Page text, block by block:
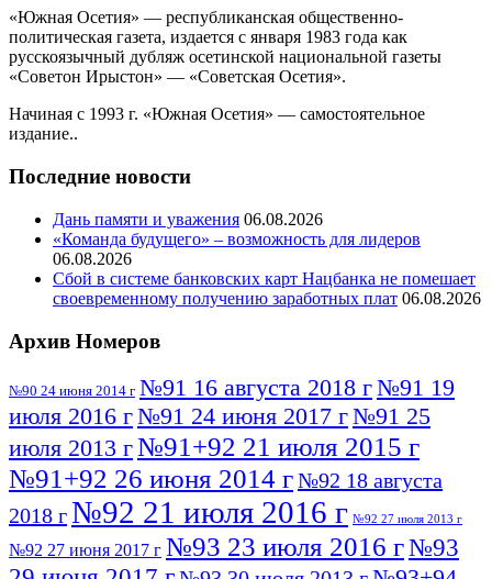
«Южная Осетия» — республиканская общественно-
политическая газета, издается с января 1983 года как
русскоязычный дубляж осетинской национальной газеты
«Советон Ирыстон» — «Советская Осетия».
Начиная с 1993 г. «Южная Осетия» — самостоятельное
издание..
Последние новости
Дань памяти и уважения 06.08.2026
«Команда будущего» – возможность для лидеров
06.08.2026
Сбой в системе банковских карт Нацбанка не помешает
своевременному получению заработных плат 06.08.2026
Архив Номеров
№90 24 июня 2014 г №91 16 августа 2018 г№91 19
июля 2016 г№91 24 июня 2017 г№91 25
июля 2013 г№91+92 21 июля 2015 г
№91+92 26 июня 2014 г№92 18 августа
2018 г№92 21 июля 2016 г №92 27 июля 2013 г
№92 27 июня 2017 г №93 23 июля 2016 г№93